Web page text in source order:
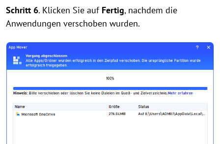
Schritt 6. Klicken Sie auf Fertig, nachdem die
Anwendungen verschoben wurden.